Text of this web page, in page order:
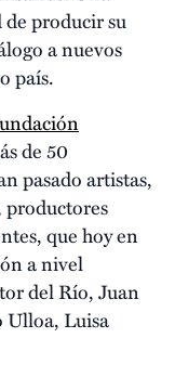
producir su
a nuevos
país.
de 50
pasado artistas,
productores
que hoy en
a nivel
del Río, Juan
Ulloa, Luisa